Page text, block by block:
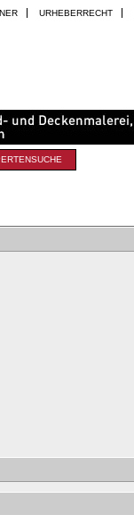
URHEBERRECHT